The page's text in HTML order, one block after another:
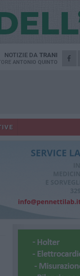
NOTIZIE DA TRANI
ANTONIO QUINTO